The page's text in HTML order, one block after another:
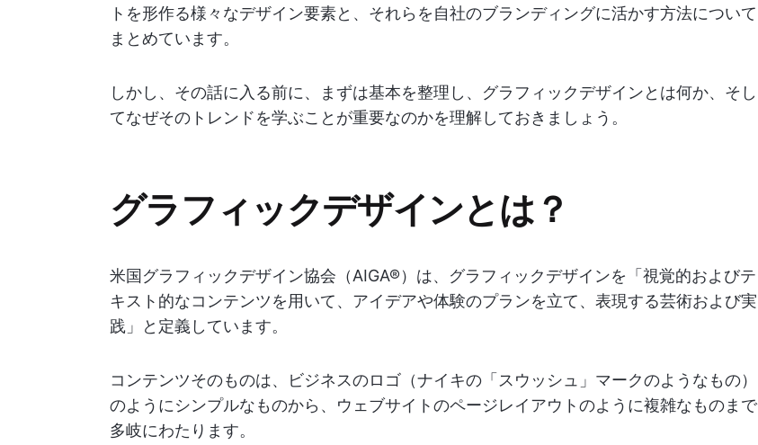
トを形作る様々なデザイン要素と、それらを自社のブランディングに活かす方法について
まとめています。
しかし、その話に入る前に、まずは基本を整理し、グラフィックデザインとは何か、そし
てなぜそのトレンドを学ぶことが重要なのかを理解しておきましょう。
グラフィックデザインとは？
米国グラフィックデザイン協会（AIGA®）は、グラフィックデザインを「視覚的およびテ
キスト的なコンテンツを用いて、アイデアや体験のプランを立て、表現する芸術および実
践」と定義しています。
コンテンツそのものは、ビジネスのロゴ（ナイキの「スウッシュ」マークのようなもの）
のようにシンプルなものから、ウェブサイトのページレイアウトのように複雑なものまで
多岐にわたります。